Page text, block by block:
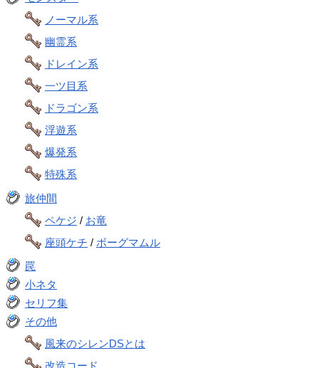
ノーマル系
幽霊系
ドレイン系
一ツ目系
ドラゴン系
浮遊系
爆発系
特殊系
旅仲間
ペケジ / お竜
座頭ケチ / ボーグマムル
罠
小ネタ
セリフ集
その他
風来のシレンDSとは